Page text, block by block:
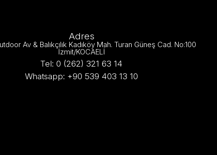
Adres
Av & Balıkçılık Kadıköy Mah. Turan Güneş Cad. No:100
İzmit/KOCAELİ
Tel: 0 (262) 321 63 14
Whatsapp: +90 539 403 13 10